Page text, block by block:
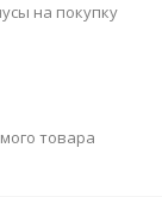
на покупку
товара